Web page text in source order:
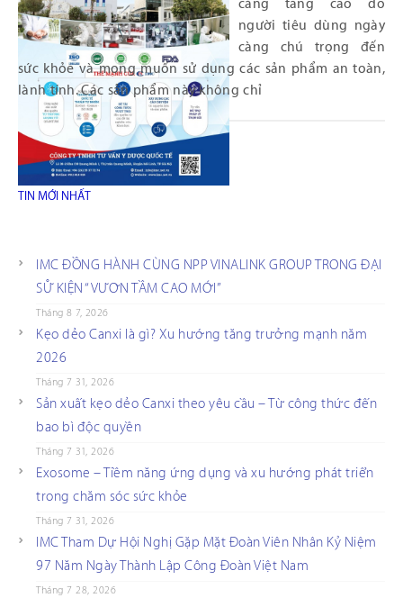
càng tăng cao do
người tiêu dùng ngày
càng chú trọng đến
sức khỏe và mong muốn sử dụng các sản phẩm an toàn,
lành tính. Các sản phẩm này không chỉ
TIN MỚI NHẤT
IMC ĐỒNG HÀNH CÙNG NPP VINALINK GROUP TRONG ĐẠI
SỰ KIỆN “VƯƠN TẦM CAO MỚI”
Tháng 8 7, 2026
Kẹo dẻo Canxi là gì? Xu hướng tăng trưởng mạnh năm
2026
Tháng 7 31, 2026
Sản xuất kẹo dẻo Canxi theo yêu cầu – Từ công thức đến
bao bì độc quyền
Tháng 7 31, 2026
Exosome – Tiềm năng ứng dụng và xu hướng phát triển
trong chăm sóc sức khỏe
Tháng 7 31, 2026
IMC Tham Dự Hội Nghị Gặp Mặt Đoàn Viên Nhân Kỷ Niệm
97 Năm Ngày Thành Lập Công Đoàn Việt Nam
Tháng 7 28, 2026